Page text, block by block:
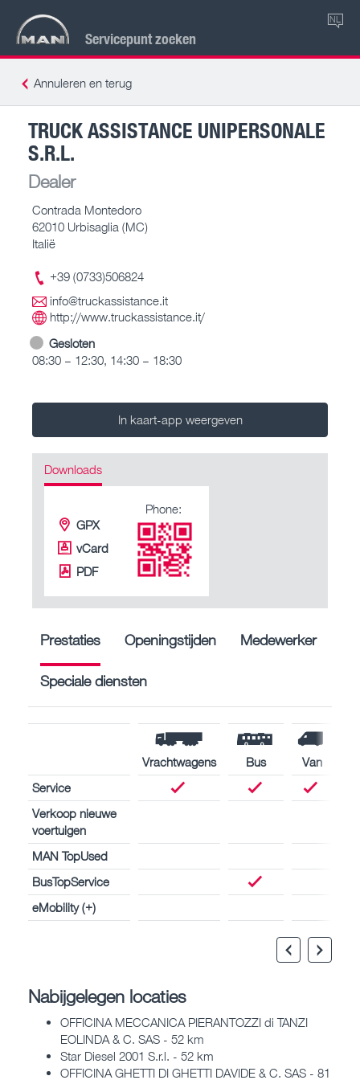
Servicepunt zoeken
NL
Annuleren en terug
TRUCK ASSISTANCE UNIPERSONALE
S.R.L.
Dealer
Contrada Montedoro
62010 Urbisaglia (MC)
Italië
+39 (0733)506824
info@truckassistance.it
http://www.truckassistance.it/
Gesloten
08:30 – 12:30, 14:30 – 18:30
In kaart-app weergeven
Downloads
GPX
vCard
PDF
Phone:
Prestaties Openingstijden Medewerker
Speciale diensten
Vrachtwagens Bus
Van
Service
Verkoop nieuwe
voertuigen
MAN TopUsed
BusTopService
eMobility (+)
Nabijgelegen locaties
OFFICINA MECCANICA PIERANTOZZI di TANZI
EOLINDA & C. SAS - 52 km
Star Diesel 2001 S.r.l. - 52 km
OFFICINA GHETTI DI GHETTI DAVIDE & C. SAS - 81